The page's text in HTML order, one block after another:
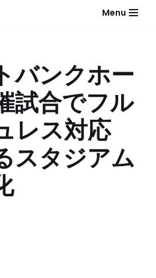
Menu
バンクホー
試合でフル
レス対応
スタジアム